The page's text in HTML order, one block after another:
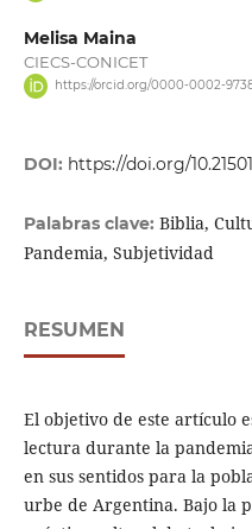
Melisa Maina
CIECS-CONICET
https://orcid.org/0000-0002-
DOI: https://doi.org/
Palabras clave: Biblia,
Pandemia, Subjetividad
RESUMEN
El objetivo de este artículo
lectura durante la
en sus sentidos para la
urbe de Argentina. Bajo la